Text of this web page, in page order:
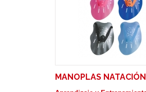
MANOPLAS NATACIÓN